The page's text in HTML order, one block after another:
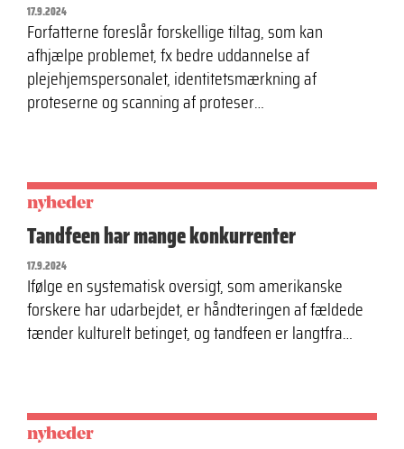
17.9.2024
Forfatterne foreslår forskellige tiltag, som kan
afhjælpe problemet, fx bedre uddannelse af
plejehjemspersonalet, identitetsmærkning af
proteserne og scanning af proteser…
nyheder
Tandfeen har mange konkurrenter
17.9.2024
Ifølge en systematisk oversigt, som amerikanske
forskere har udarbejdet, er håndteringen af fældede
tænder kulturelt betinget, og tandfeen er langtfra…
nyheder